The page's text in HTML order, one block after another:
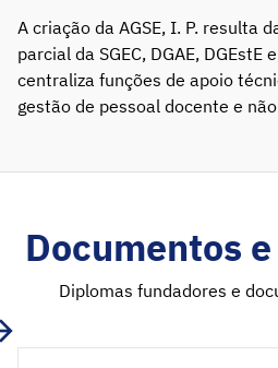
A criação da AGSE, I. P. resulta
parcial da SGEC, DGAE, DGEstE
centraliza funções de apoio
gestão de pessoal docente e
Documentos
Diplomas fundadores e